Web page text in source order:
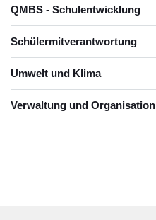
QMBS - Schulentwicklung
Schülermitverantwortung
Umwelt und Klima
Verwaltung und Organisation